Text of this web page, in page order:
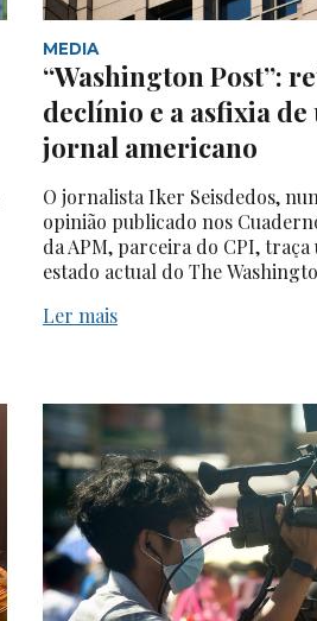
MEDIA
“Washington Post”:
declínio e a asfixia
jornal americano
O jornalista Iker Seisdedos,
opinião publicado nos
da APM, parceira do CPI,
estado actual do The
Ler mais